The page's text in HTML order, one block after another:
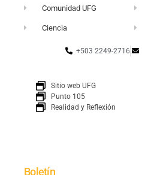
Comunidad UFG
Ciencia
+503 2249-2716
Sitio web UFG
Punto 105
Realidad y Reflexión
Boletín